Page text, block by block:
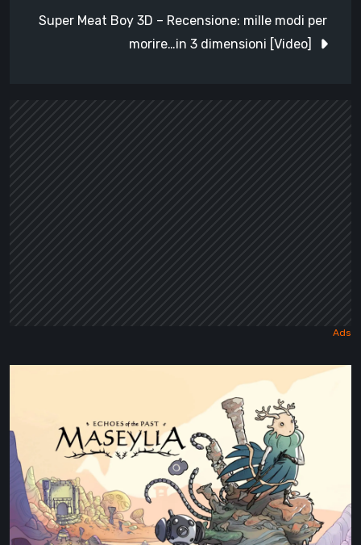
Super Meat Boy 3D – Recensione: mille modi per
morire…in 3 dimensioni [Video]
Echoes
of
the
Past
–